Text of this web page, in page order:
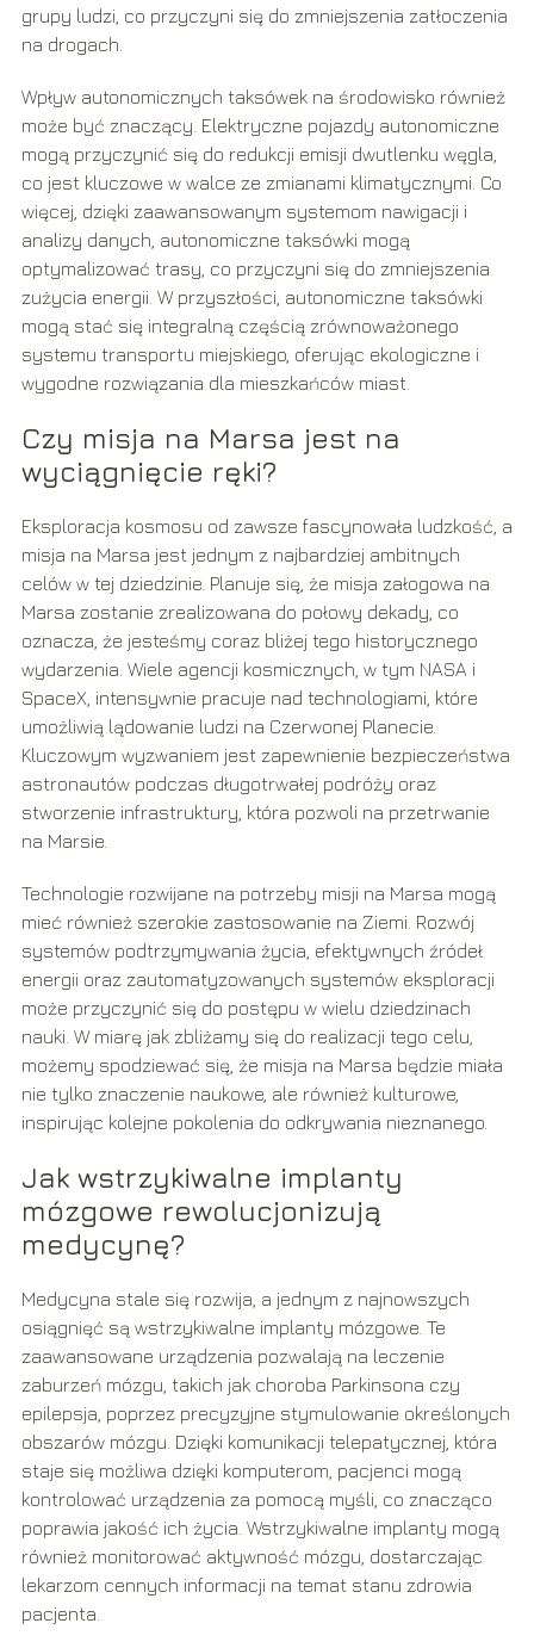
grupy ludzi, co przyczyni się do zmniejszenia zatłoczenia
na drogach.
Wpływ autonomicznych taksówek na środowisko również
może być znaczący. Elektryczne pojazdy autonomiczne
mogą przyczynić się do redukcji emisji dwutlenku węgla,
co jest kluczowe w walce ze zmianami klimatycznymi. Co
więcej, dzięki zaawansowanym systemom nawigacji i
analizy danych, autonomiczne taksówki mogą
optymalizować trasy, co przyczyni się do zmniejszenia
zużycia energii. W przyszłości, autonomiczne taksówki
mogą stać się integralną częścią zrównoważonego
systemu transportu miejskiego, oferując ekologiczne i
wygodne rozwiązania dla mieszkańców miast.
Czy misja na Marsa jest na
wyciągnięcie ręki?
Eksploracja kosmosu od zawsze fascynowała ludzkość, a
misja na Marsa jest jednym z najbardziej ambitnych
celów w tej dziedzinie. Planuje się, że misja załogowa na
Marsa zostanie zrealizowana do połowy dekady, co
oznacza, że jesteśmy coraz bliżej tego historycznego
wydarzenia. Wiele agencji kosmicznych, w tym NASA i
SpaceX, intensywnie pracuje nad technologiami, które
umożliwią lądowanie ludzi na Czerwonej Planecie.
Kluczowym wyzwaniem jest zapewnienie bezpieczeństwa
astronautów podczas długotrwałej podróży oraz
stworzenie infrastruktury, która pozwoli na przetrwanie
na Marsie.
Technologie rozwijane na potrzeby misji na Marsa mogą
mieć również szerokie zastosowanie na Ziemi. Rozwój
systemów podtrzymywania życia, efektywnych źródeł
energii oraz zautomatyzowanych systemów eksploracji
może przyczynić się do postępu w wielu dziedzinach
nauki. W miarę jak zbliżamy się do realizacji tego celu,
możemy spodziewać się, że misja na Marsa będzie miała
nie tylko znaczenie naukowe, ale również kulturowe,
inspirując kolejne pokolenia do odkrywania nieznanego.
Jak wstrzykiwalne implanty
mózgowe rewolucjonizują
medycynę?
Medycyna stale się rozwija, a jednym z najnowszych
osiągnięć są wstrzykiwalne implanty mózgowe. Te
zaawansowane urządzenia pozwalają na leczenie
zaburzeń mózgu, takich jak choroba Parkinsona czy
epilepsja, poprzez precyzyjne stymulowanie określonych
obszarów mózgu. Dzięki komunikacji telepatycznej, która
staje się możliwa dzięki komputerom, pacjenci mogą
kontrolować urządzenia za pomocą myśli, co znacząco
poprawia jakość ich życia. Wstrzykiwalne implanty mogą
również monitorować aktywność mózgu, dostarczając
lekarzom cennych informacji na temat stanu zdrowia
pacjenta.